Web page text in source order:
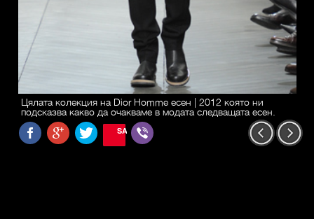
Цялата колекция на Dior Homme есен | 2012 която ни
подсказва какво да очакваме в модата следващата есен.
SAVE